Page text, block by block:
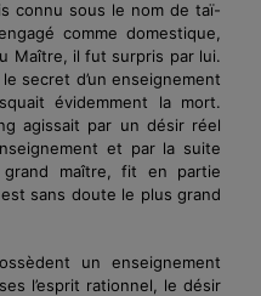
connu sous le nom de taï-
comme domestique,
Maître, il fut surpris par lui.
secret d’un enseignement
évidemment la mort.
agissait par un désir réel
et par la suite
maître, fit en partie
sans doute le plus grand
un enseignement
l’esprit rationnel, le désir